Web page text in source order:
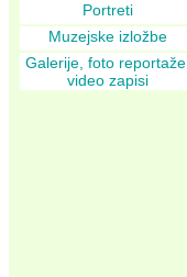
Portreti
Muzejske izložbe
Galerije, foto reportaže,
video zapisi